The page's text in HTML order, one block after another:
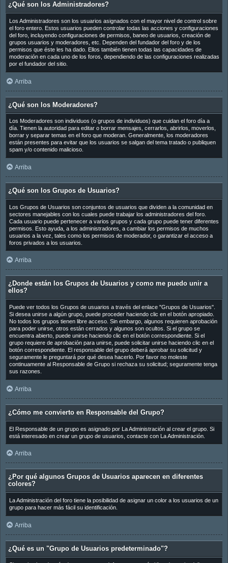
¿Qué son los Administradores?
Los Administradores son los usuarios asignados con el mayor nivel de control sobre
el foro entero. Estos usuarios pueden controlar todas las acciones y configuraciones
del foro, incluyendo configuraciones de permisos, baneo de usuarios, creación de
grupos usuarios y moderadores, etc. Dependen del fundador del foro y de los
permisos que éste les ha dado. Ellos también tienen todas las capacidades de
moderación en cada uno de los foros, dependiendo de las configuraciones realizadas
por el fundador del sitio.
Arriba
¿Qué son los Moderadores?
Los Moderadores son individuos (o grupos de individuos) que cuidan el foro día a
día. Tienen la autoridad para editar o borrar mensajes, cerrarlos, abrirlos, moverlos,
borrar y separar temas en el foro que moderan. Generalmente, los moderadores
están presentes para evitar que los usuarios se salgan del tema tratado o publiquen
spam y/o contenido malicioso.
Arriba
¿Qué son los Grupos de Usuarios?
Los Grupos de Usuarios son conjuntos de usuarios que dividen a la comunidad en
sectores manejables con los cuales puede trabajar los administradores del foro.
Cada usuario puede pertenecer a varios grupos y cada grupo puede tener diferentes
permisos. Esto ayuda, a los administradores, a cambiar los permisos de muchos
usuarios a la vez, tales como los permisos de moderador, o garantizar el acceso a
foros privados a los usuarios.
Arriba
¿Donde están los Grupos de Usuarios y como me puedo unir a
ellos?
Puede ver todos los Grupos de usuarios a través del enlace "Grupos de Usuarios".
Si desea unirse a algún grupo, puede proceder haciendo clic en el botón apropiado.
No todos los grupos tienen libre acceso. Sin embargo, algunos requieren aprobación
para poder unirse, otros están cerrados y algunos son ocultos. Si el grupo se
encuentra abierto, puede unirse haciendo clic en el botón correspondiente. Si el
grupo requiere de aprobación para unirse, puede solicitar unirse haciendo clic en el
botón correspondiente. El responsable del grupo deberá aprobar su solicitud y
seguramente le preguntará por qué desea hacerlo. Por favor no moleste
continuamente al Responsable de Grupo si rechaza su solicitud; seguramente tenga
sus razones.
Arriba
¿Cómo me convierto en Responsable del Grupo?
El Responsable de un grupo es asignado por La Administración al crear el grupo. Si
está interesado en crear un grupo de usuarios, contacte con La Administración.
Arriba
¿Por qué algunos Grupos de Usuarios aparecen en diferentes
colores?
La Administración del foro tiene la posibilidad de asignar un color a los usuarios de un
grupo para hacer más fácil su identificación.
Arriba
¿Qué es un "Grupo de Usuarios predeterminado"?